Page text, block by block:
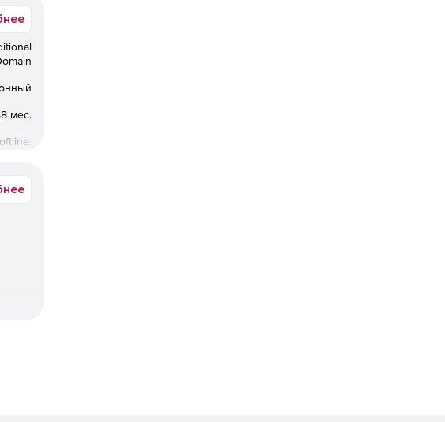
мес.